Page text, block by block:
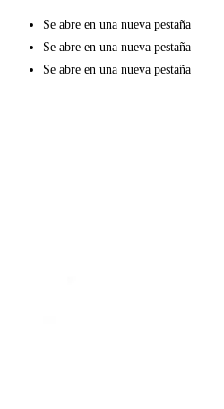
Se abre en una nueva pestaña
Se abre en una nueva pestaña
Se abre en una nueva pestaña